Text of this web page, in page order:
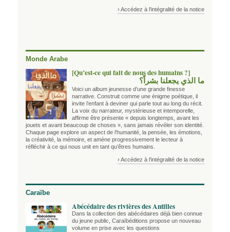
› Accédez à l'intégralité de la notice
Monde Arabe
[Qu’est-ce qui fait de nous des humains ?]
ما الذي يجعلنا بشراً؟
Voici un album jeunesse d’une grande finesse
narrative. Construit comme une énigme poétique, il
invite l’enfant à deviner qui parle tout au long du récit.
La voix du narrateur, mystérieuse et intemporelle,
affirme être présente « depuis longtemps, avant les
jouets et avant beaucoup de choses », sans jamais révéler son identité.
Chaque page explore un aspect de l’humanité, la pensée, les émotions,
la créativité, la mémoire, et amène progressivement le lecteur à
réfléchir à ce qui nous unit en tant qu’êtres humains.
› Accédez à l'intégralité de la notice
Caraïbe
Abécédaire des rivières des Antilles
Dans la collection des abécédaires déjà bien connue
du jeune public, Caraïbéditions propose un nouveau
volume en prise avec les questions